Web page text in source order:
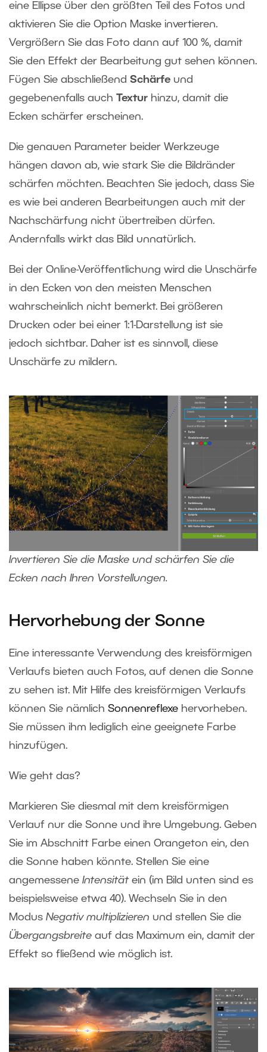
eine Ellipse über den größten Teil des Fotos und
aktivieren Sie die Option Maske invertieren.
Vergrößern Sie das Foto dann auf 100 %, damit
Sie den Effekt der Bearbeitung gut sehen können.
Fügen Sie abschließend Schärfe und
gegebenenfalls auch Textur hinzu, damit die
Ecken schärfer erscheinen.
Die genauen Parameter beider Werkzeuge
hängen davon ab, wie stark Sie die Bildränder
schärfen möchten. Beachten Sie jedoch, dass Sie
es wie bei anderen Bearbeitungen auch mit der
Nachschärfung nicht übertreiben dürfen.
Andernfalls wirkt das Bild unnatürlich.
Bei der Online-Veröffentlichung wird die Unschärfe
in den Ecken von den meisten Menschen
wahrscheinlich nicht bemerkt. Bei größeren
Drucken oder bei einer 1:1-Darstellung ist sie
jedoch sichtbar. Daher ist es sinnvoll, diese
Unschärfe zu mildern.
Invertieren Sie die Maske und schärfen Sie die
Ecken nach Ihren Vorstellungen.
Hervorhebung der Sonne
Eine interessante Verwendung des kreisförmigen
Verlaufs bieten auch Fotos, auf denen die Sonne
zu sehen ist. Mit Hilfe des kreisförmigen Verlaufs
können Sie nämlich Sonnenreflexe hervorheben.
Sie müssen ihm lediglich eine geeignete Farbe
hinzufügen.
Wie geht das?
Markieren Sie diesmal mit dem kreisförmigen
Verlauf nur die Sonne und ihre Umgebung. Geben
Sie im Abschnitt Farbe einen Orangeton ein, den
die Sonne haben könnte. Stellen Sie eine
angemessene Intensität ein (im Bild unten sind es
beispielsweise etwa 40). Wechseln Sie in den
Modus Negativ multiplizieren und stellen Sie die
Übergangsbreite auf das Maximum ein, damit der
Effekt so fließend wie möglich ist.